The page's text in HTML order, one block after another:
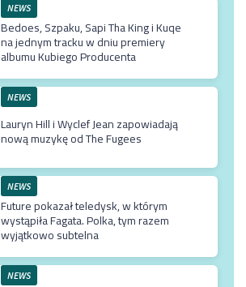
NEWS
Bedoes, Szpaku, Sapi Tha King i Kuqe
na jednym tracku w dniu premiery
albumu Kubiego Producenta
NEWS
Lauryn Hill i Wyclef Jean zapowiadają
nową muzykę od The Fugees
NEWS
Future pokazał teledysk, w którym
wystąpiła Fagata. Polka, tym razem
wyjątkowo subtelna
NEWS